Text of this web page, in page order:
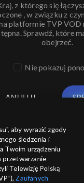
z którego się
, w związku z
platformie TVP VOD
Sprawdź, które
obejrzeć.
Nie pokazuj
ANULUJ
aby wyrazić zgody
śledzenia i
Twoim urządzeniu
przetwarzanie
Telewizję Polską
Zaufanych